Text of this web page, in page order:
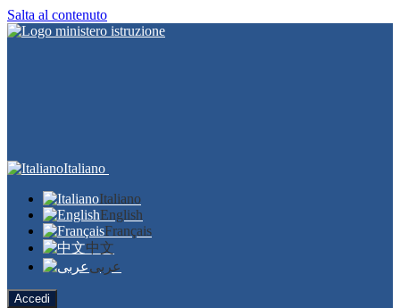
Salta al contenuto
Italiano
Italiano
English
Français
中文
عربى
Accedi